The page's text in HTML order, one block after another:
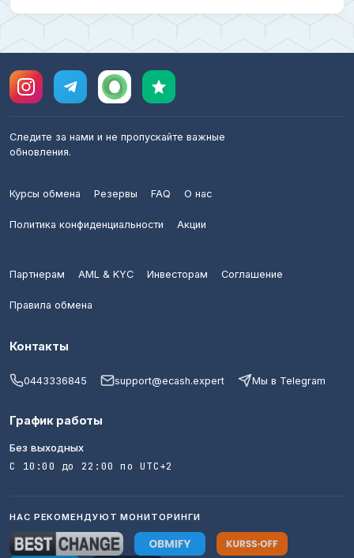
Следите за нами и не пропускайте важные
обновления.
Курсы обмена Резервы FAQ О нас
Политика конфиденциальности Акции
Партнерам AML & KYC Инвесторам Соглашение
Правила обмена
Контакты
0443336845 support@ecash.expert Мы в Telegram
График работы
Без выходных
С 10:00 до 22:00 по UTC+2
НАС РЕКОМЕНДУЮТ МОНИТОРИНГИ